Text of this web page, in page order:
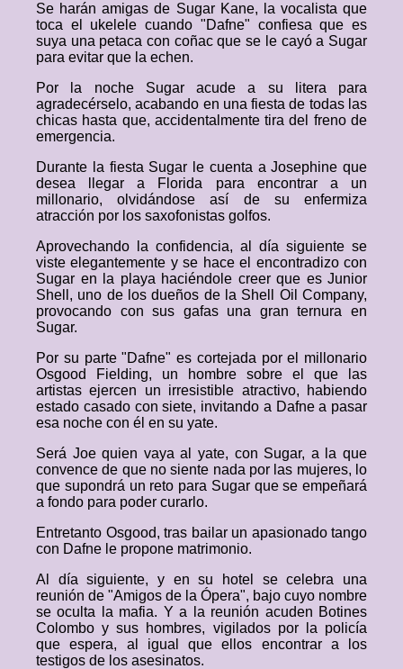
Se harán amigas de Sugar Kane, la vocalista que
toca el ukelele cuando "Dafne" confiesa que es
suya una petaca con coñac que se le cayó a Sugar
para evitar que la echen.
Por la noche Sugar acude a su litera para
agradecérselo, acabando en una fiesta de todas las
chicas hasta que, accidentalmente tira del freno de
emergencia.
Durante la fiesta Sugar le cuenta a Josephine que
desea llegar a Florida para encontrar a un
millonario, olvidándose así de su enfermiza
atracción por los saxofonistas golfos.
Aprovechando la confidencia, al día siguiente se
viste elegantemente y se hace el encontradizo con
Sugar en la playa haciéndole creer que es Junior
Shell, uno de los dueños de la Shell Oil Company,
provocando con sus gafas una gran ternura en
Sugar.
Por su parte "Dafne" es cortejada por el millonario
Osgood Fielding, un hombre sobre el que las
artistas ejercen un irresistible atractivo, habiendo
estado casado con siete, invitando a Dafne a pasar
esa noche con él en su yate.
Será Joe quien vaya al yate, con Sugar, a la que
convence de que no siente nada por las mujeres, lo
que supondrá un reto para Sugar que se empeñará
a fondo para poder curarlo.
Entretanto Osgood, tras bailar un apasionado tango
con Dafne le propone matrimonio.
Al día siguiente, y en su hotel se celebra una
reunión de "Amigos de la Ópera", bajo cuyo nombre
se oculta la mafia. Y a la reunión acuden Botines
Colombo y sus hombres, vigilados por la policía
que espera, al igual que ellos encontrar a los
testigos de los asesinatos.